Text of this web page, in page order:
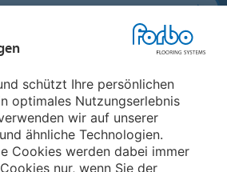
schützt Ihre persönlichen
optimales Nutzungserlebnis
wir auf unserer
ähnliche Technologien.
Cookies werden dabei immer
nur, wenn Sie der